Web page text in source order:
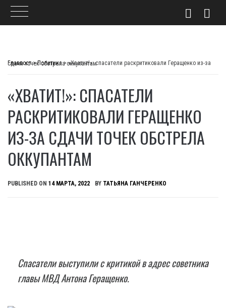
Главпост>Политика>
«Хватит!»: спасатели раскритиковали Геращенко из-за сдачи точек обстрела оккупантам
«ХВАТИТ!»: СПАСАТЕЛИ
РАСКРИТИКОВАЛИ ГЕРАЩЕНКО
ИЗ-ЗА СДАЧИ ТОЧЕК ОБСТРЕЛА
ОККУПАНТАМ
PUBLISHED ON 14 МАРТА, 2022 BY ТАТЬЯНА ГАНЧЕРЕНКО
Спасатели выступили с критикой в адрес советника
главы МВД Антона Геращенко.